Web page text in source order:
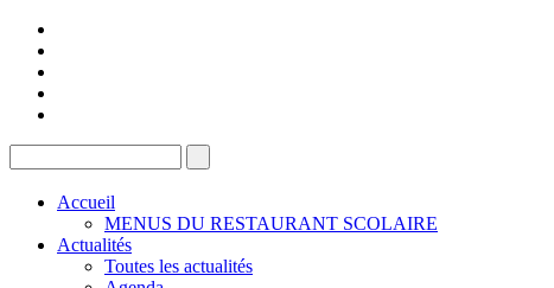
Accueil
MENUS DU RESTAURANT SCOLAIRE
Actualités
Toutes les actualités